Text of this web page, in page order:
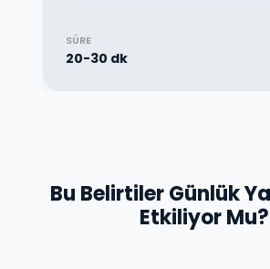
SÜRE
20-30 dk
Bu Belirtiler Günlük
Etkiliyor Mu?